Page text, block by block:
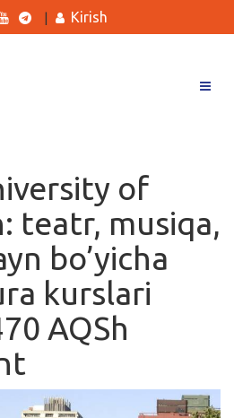
Kirish
of
teatr, musiqa,
bo’yicha
kurslari
AQSh